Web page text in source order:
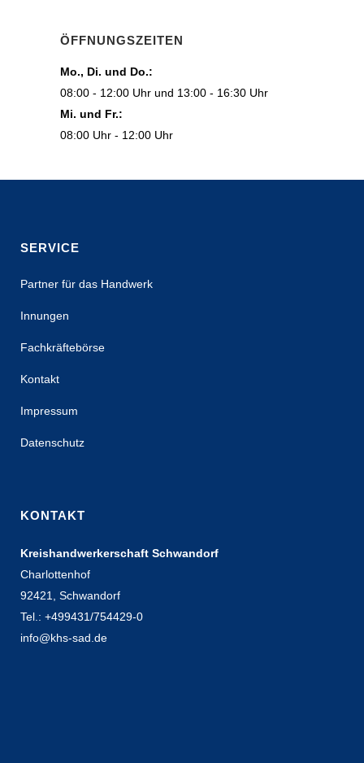
ÖFFNUNGSZEITEN
Mo., Di. und Do.:
08:00 - 12:00 Uhr und 13:00 - 16:30 Uhr
Mi. und Fr.:
08:00 Uhr - 12:00 Uhr
SERVICE
Partner für das Handwerk
Innungen
Fachkräftebörse
Kontakt
Impressum
Datenschutz
KONTAKT
Kreishandwerkerschaft Schwandorf
Charlottenhof
92421, Schwandorf
Tel.: +499431/754429-0
info@khs-sad.de